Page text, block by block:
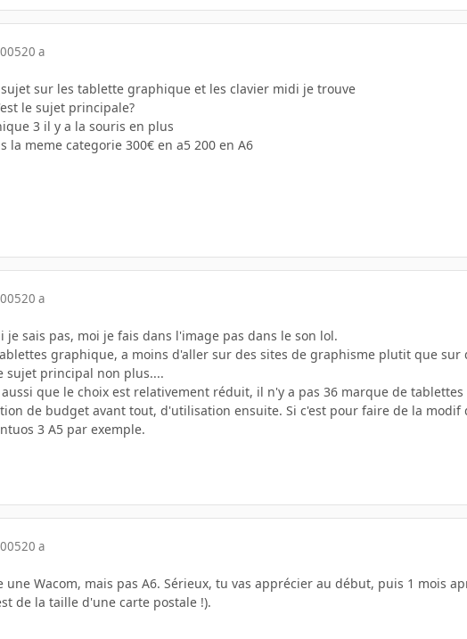
20 a
sur les tablette graphique et les clavier midi je trouve
le sujet principale?
3 il y a la souris en plus
la meme categorie 300€ en a5 200 en A6
20 a
je sais pas, moi je fais dans l'image pas dans le son lol.
graphique, a moins d'aller sur des sites de graphisme plutit que
sujet principal non plus....
que le choix est relativement réduit, il n'y a pas 36 marque de
de budget avant tout, d'utilisation ensuite. Si c'est pour faire de la
3 A5 par exemple.
20 a
une Wacom, mais pas A6. Sérieux, tu vas apprécier au début, puis 1 mois
de la taille d'une carte postale !).